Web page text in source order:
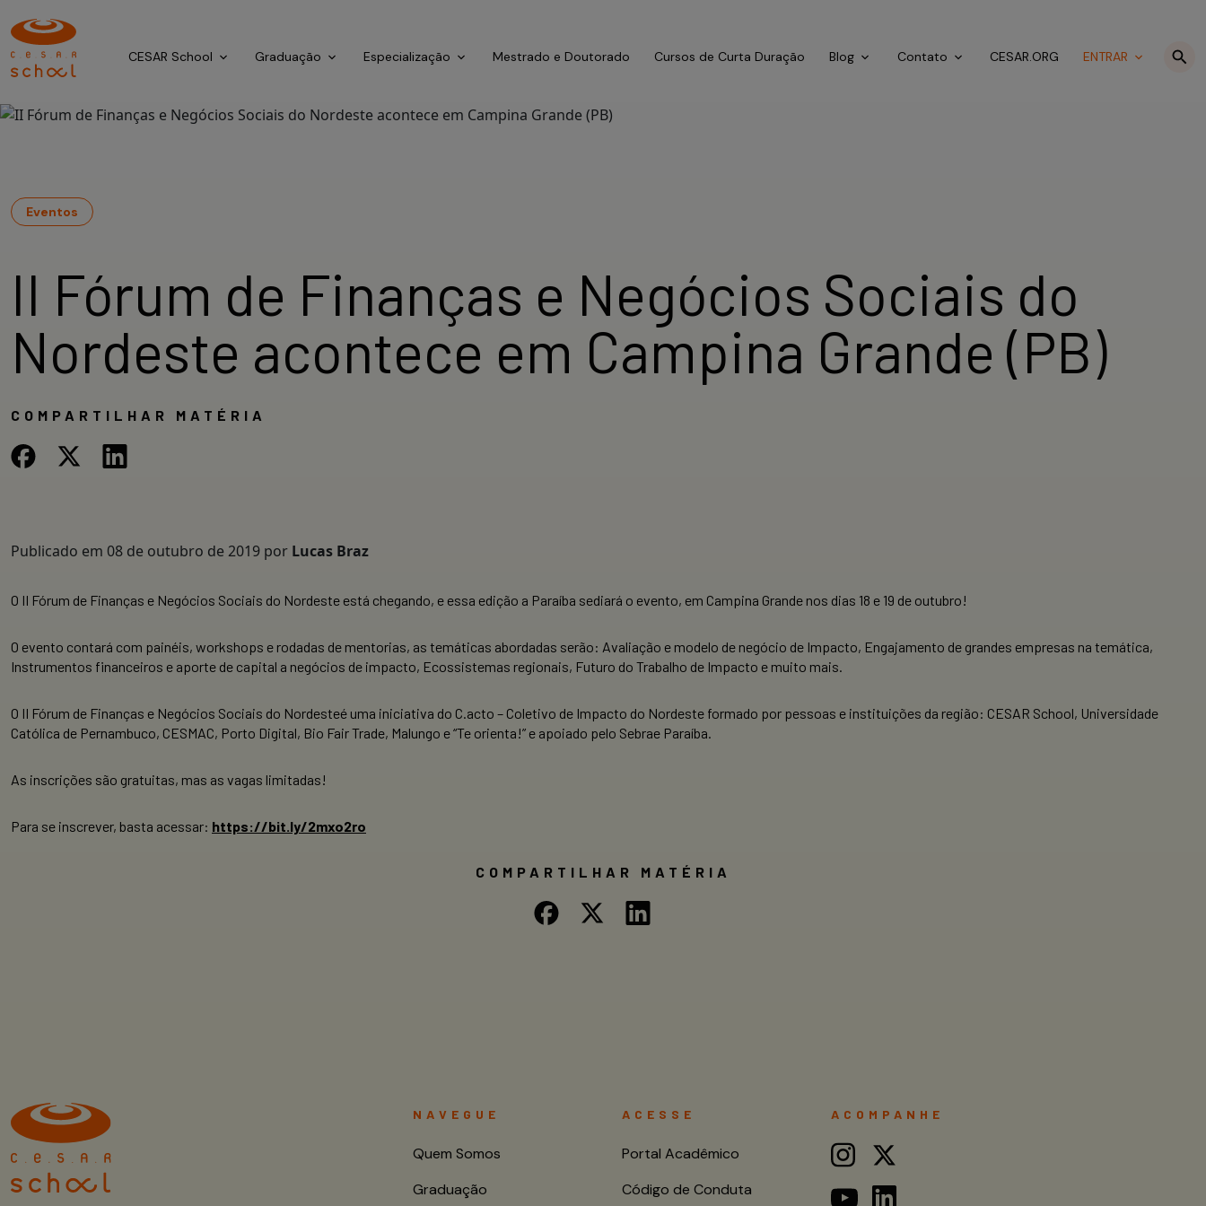
CESAR School Graduação Especialização Mestrado e Doutorado Cursos de Curta Duração Blog Contato CESAR.ORG ENTRAR
Eventos
II Fórum de Finanças e Negócios Sociais do
Nordeste acontece em Campina Grande (PB)
COMPARTILHAR MATÉRIA
Publicado em 08 de outubro de 2019 por Lucas Braz
O II Fórum de Finanças e Negócios Sociais do Nordeste está chegando, e essa edição a Paraíba sediará o evento, em Campina Grande nos dias 18 e 19 de outubro!
O evento contará com painéis, workshops e rodadas de mentorias, as temáticas abordadas serão: Avaliação e modelo de negócio de Impacto, Engajamento de grandes empresas na temática,
Instrumentos financeiros e aporte de capital a negócios de impacto, Ecossistemas regionais, Futuro do Trabalho de Impacto e muito mais.
O II Fórum de Finanças e Negócios Sociais do Nordesteé uma iniciativa do C.acto – Coletivo de Impacto do Nordeste formado por pessoas e instituições da região: CESAR School, Universidade
Católica de Pernambuco, CESMAC, Porto Digital, Bio Fair Trade, Malungo e “Te orienta!” e apoiado pelo Sebrae Paraíba.
As inscrições são gratuitas, mas as vagas limitadas!
Para se inscrever, basta acessar: https://bit.ly/2mxo2ro
COMPARTILHAR MATÉRIA
NAVEGUE
Quem Somos
Graduação
ACESSE
Portal Acadêmico
Código de Conduta
ACOMPANHE